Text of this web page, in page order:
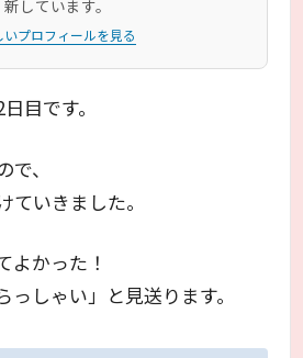
新しています。
いプロフィールを見る
目です。
、
ていきました。
よかった！
しゃい」と見送ります。